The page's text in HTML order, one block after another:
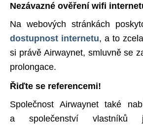
Nezávazné ověření wifi
Na webových stránkách
dostupnost internetu, a to
si právě Airwaynet, smluvně se
prolongace.
Řiďte se referencemi!
Společnost Airwaynet také
a společenství vlastníků